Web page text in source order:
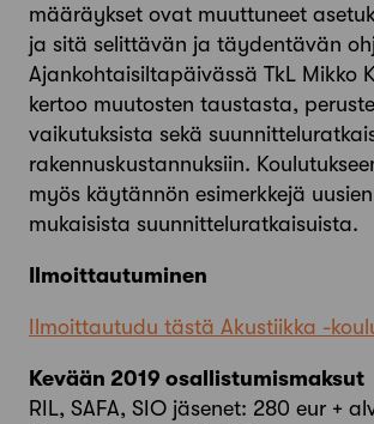
määräykset ovat muuttuneet
ja sitä selittävän ja täydentävän
Ajankohtaisiltapäivässä TkL Mikko
kertoo muutosten taustasta,
vaikutuksista sekä
rakennuskustannuksiin.
myös käytännön esimerkkejä
mukaisista suunnitteluratkaisuista.
Ilmoittautuminen
Ilmoittautudu tästä Akustiikka -
Kevään 2019 osallistumismaksut
RIL, SAFA, SIO jäsenet: 280 eur +